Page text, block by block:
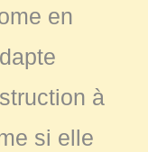
en
à
si elle